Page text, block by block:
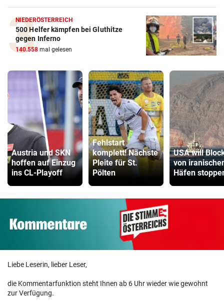
NIEDERÖSTERREICH
500 Helfer kämpfen bei Gluthitze
gegen Inferno
140.558 mal gelesen
Austria und SKN
hoffen auf Einzug
ins CL-Playoff
Fehlstart
komplett! Nächste
Pleite für St.
Pölten
USA will
von
Häfen
Liebe Leserin, lieber Leser,
die Kommentarfunktion steht Ihnen ab 6 Uhr wieder wie gewohnt
zur Verfügung.